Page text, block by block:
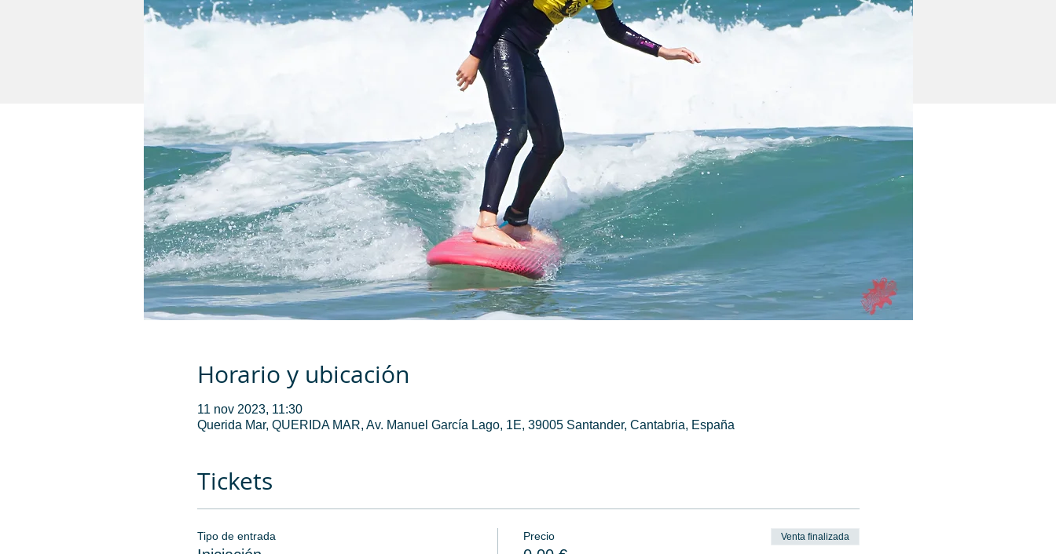
Horario y ubicación
11 nov 2023, 11:30
Querida Mar, QUERIDA MAR, Av. Manuel García Lago, 1E, 39005 Santander, Cantabria, España
Tickets
Tipo de entrada Precio Venta finalizada